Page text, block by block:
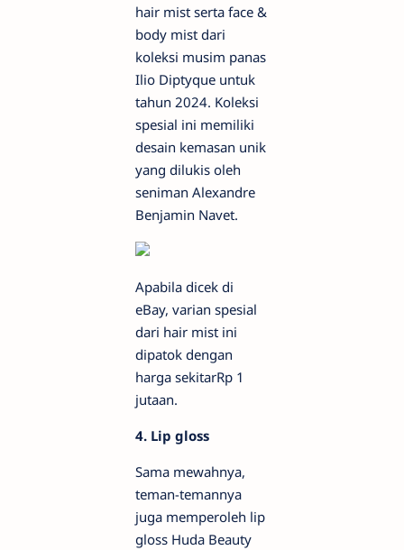
hair mist serta face &
body mist dari
koleksi musim panas
Ilio Diptyque untuk
tahun 2024. Koleksi
spesial ini memiliki
desain kemasan unik
yang dilukis oleh
seniman Alexandre
Benjamin Navet.
Apabila dicek di
eBay, varian spesial
dari hair mist ini
dipatok dengan
harga sekitarRp 1
jutaan.
4. Lip gloss
Sama mewahnya,
teman-temannya
juga memperoleh lip
gloss Huda Beauty